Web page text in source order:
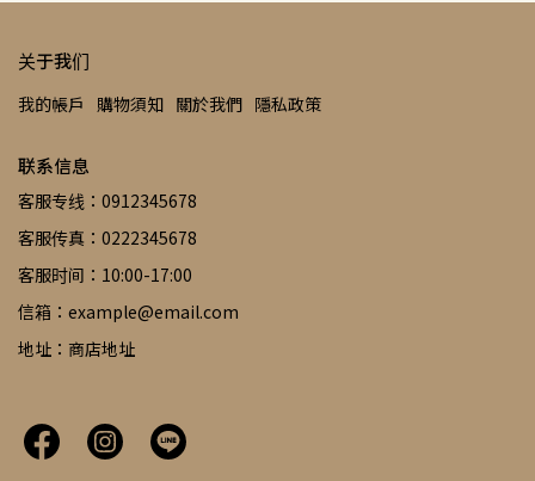
关于我们
我的帳戶 購物須知 關於我們 隱私政策
联系信息
客服专线：0912345678
客服传真：0222345678
客服时间：10:00-17:00
信箱：example@email.com
地址：商店地址